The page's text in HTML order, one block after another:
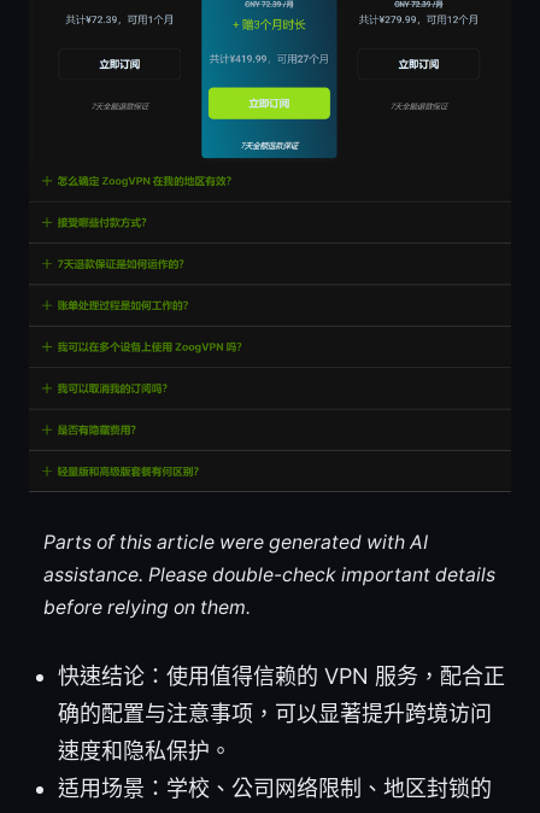
Parts of this article were generated with AI
assistance. Please double-check important details
before relying on them.
快速结论：使用值得信赖的 VPN 服务，配合正
确的配置与注意事项，可以显著提升跨境访问
速度和隐私保护。
适用场景：学校、公司网络限制、地区封锁的